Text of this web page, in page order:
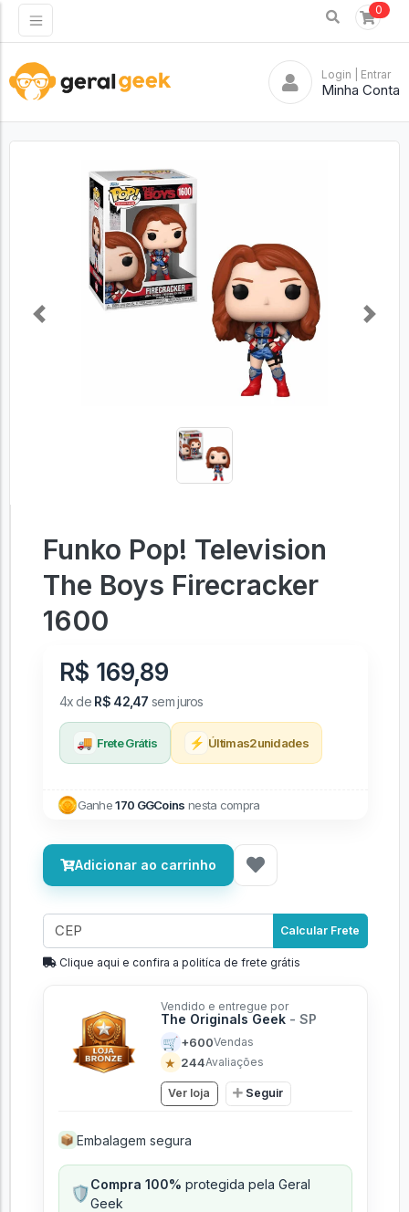
0
Login | Entrar
Minha Conta
Previous Next
Funko Pop! Television
The Boys Firecracker
1600
R$ 169,89
4x de R$ 42,47 sem juros
🚚 Frete Grátis ⚡ Últimas2unidades
Ganhe170 GGCoins nesta compra
Adicionar ao carrinho
Calcular Frete
Clique aqui e confira a politíca de frete grátis
Vendido e entregue por
The Originals Geek - SP
🛒 +600Vendas
★ 244Avaliações
Ver loja Seguir
📦 Embalagem segura
🛡️Compra 100% protegida pela Geral
Geek